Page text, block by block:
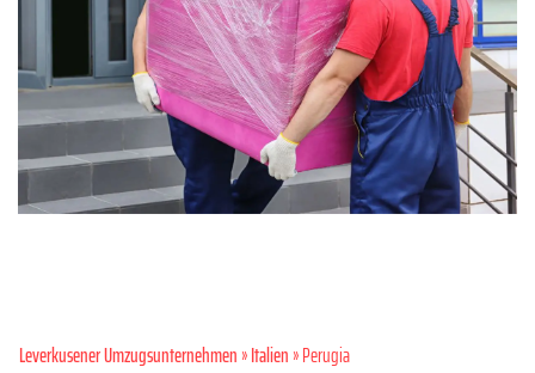
Leverkusener Umzugsunternehmen»Italien» Perugia